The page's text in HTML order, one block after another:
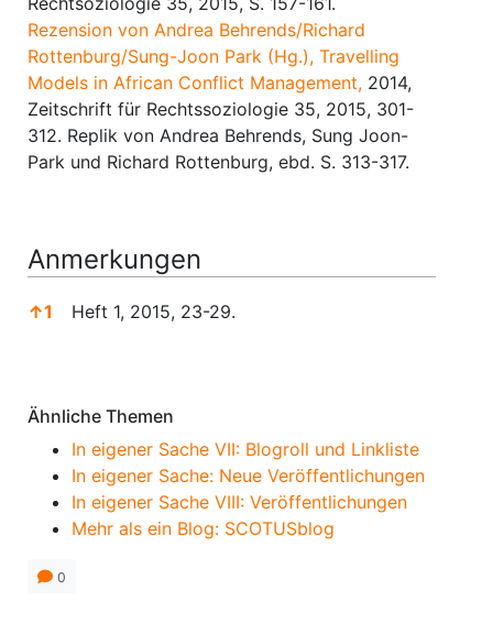
Rezension von Andrea Behrends/Richard
Rottenburg/Sung-Joon Park (Hg.), Travelling
Models in African Conflict Management, 2014,
Zeitschrift für Rechtssoziologie 35, 2015, 301-
312. Replik von Andrea Behrends, Sung Joon-
Park und Richard Rottenburg, ebd. S. 313-317.
Anmerkungen
↑1 Heft 1, 2015, 23-29.
Ähnliche Themen
In eigener Sache VII: Blogroll und Linkliste
In eigener Sache: Neue Veröffentlichungen
In eigener Sache VIII: Veröffentlichungen
Mehr als ein Blog: SCOTUSblog
0